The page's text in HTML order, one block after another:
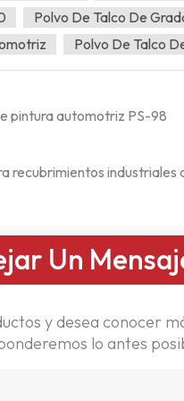
Polvo De Talco De
Polvo De Talco
pintura automotriz PS-98
recubrimientos industriales
Un
y desea conocer
lo antes